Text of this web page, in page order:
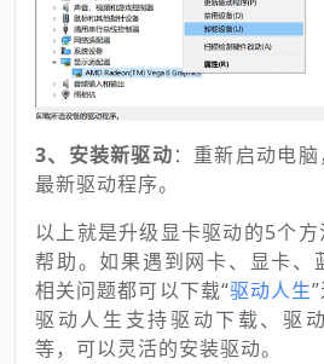
3、安装新驱动：重新启动电
最新驱动程序。
以上就是升级显卡驱动的5个
帮助。如果遇到网卡、显卡、
相关问题都可以下载“驱动人生
驱动人生支持驱动下载、驱
等，可以灵活的安装驱动。